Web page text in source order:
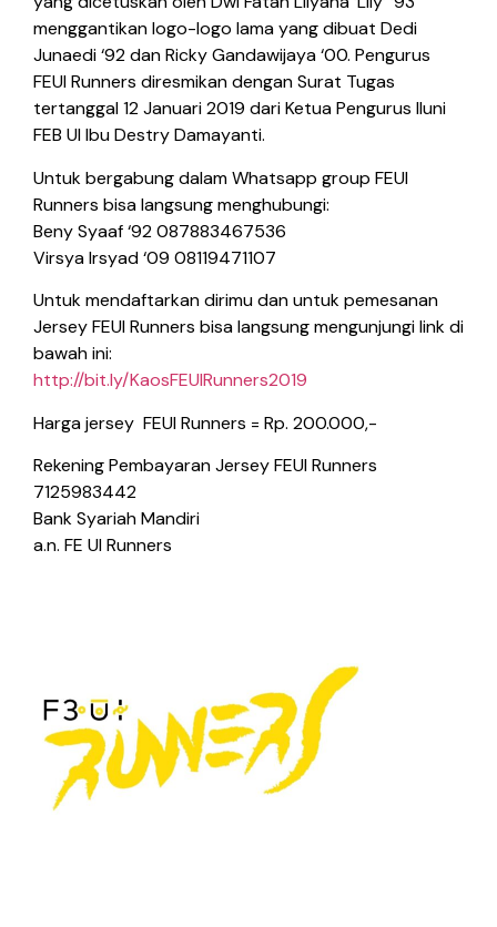
menggantikan logo-logo lama yang dibuat Dedi
Junaedi ‘92 dan Ricky Gandawijaya ‘00. Pengurus
FEUI Runners diresmikan dengan Surat Tugas
tertanggal 12 Januari 2019 dari Ketua Pengurus Iluni
FEB UI Ibu Destry Damayanti.
Untuk bergabung dalam Whatsapp group FEUI
Runners bisa langsung menghubungi:
Beny Syaaf ‘92 087883467536
Virsya Irsyad ‘09 08119471107
Untuk mendaftarkan dirimu dan untuk pemesanan
Jersey FEUI Runners bisa langsung mengunjungi link di
bawah ini:
http://bit.ly/KaosFEUIRunners2019
Harga jersey FEUI Runners = Rp. 200.000,-
Rekening Pembayaran Jersey FEUI Runners
7125983442
Bank Syariah Mandiri
a.n. FE UI Runners